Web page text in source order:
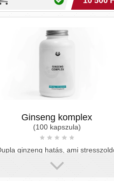
Ginseng komplex
Dupla ginzeng hatás, ami stresszoldó
támogatást és energikus napokat
vitalitásért.